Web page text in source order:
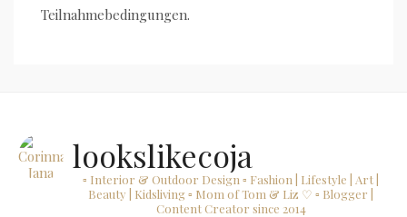
Teilnahmebedingungen.
lookslikecoja
▫ Interior & Outdoor Design ▫ Fashion | Lifestyle | Art |
Beauty | Kidsliving▫ Mom of Tom & Liz ♡ ▫ Blogger |
Content Creator since 2014